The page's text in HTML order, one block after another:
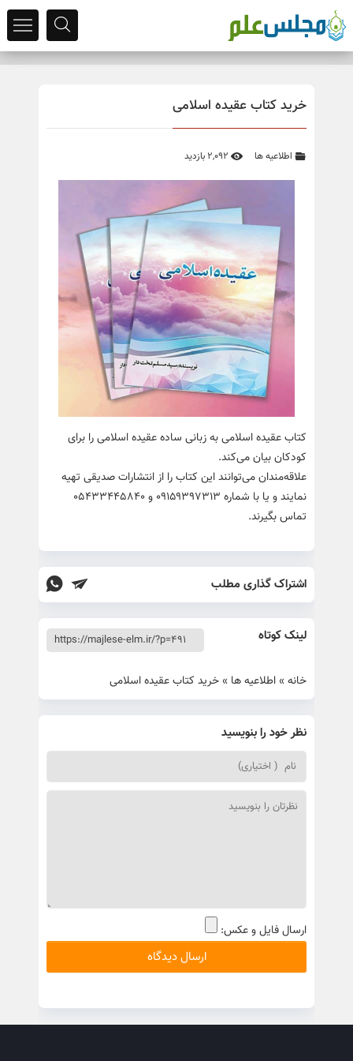
خرید کتاب عقیده اسلامی
اطلاعیه ها
کتاب عقیده اسلامی به زبانی ساده عقیده اسلامی را برای
کودکان بیان می‌کند.
علاقه‌مندان می‌توانند این کتاب را از انتشارات صدیقی تهیه
نمایند و یا با شماره ۰۹۱۵۹۳۹۷۳۱۳ و ۰۵۴۳۳۴۴۵۸۴۰
تماس بگیرند.
اشتراک گذاری مطلب
لینک کوتاه
خانه» اطلاعیه ها » خرید کتاب عقیده اسلامی
نظر خود را بنویسید
ارسال فایل و عکس: